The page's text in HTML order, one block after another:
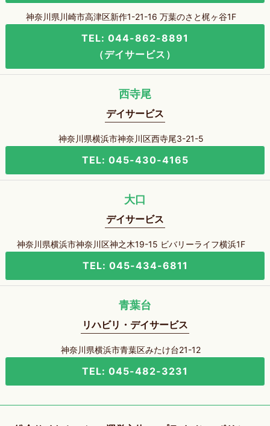
神奈川県川崎市高津区新作1-21-16 万葉のさと梶ヶ谷1F
TEL: 044-862-8891
（デイサービス）
西寺尾
デイサービス
神奈川県横浜市神奈川区西寺尾3-21-5
TEL: 045-430-4165
大口
デイサービス
神奈川県横浜市神奈川区神之木19-15 ビバリーライフ横浜1F
TEL: 045-434-6811
青葉台
リハビリ・デイサービス
神奈川県横浜市青葉区みたけ台21-12
TEL: 045-482-3231